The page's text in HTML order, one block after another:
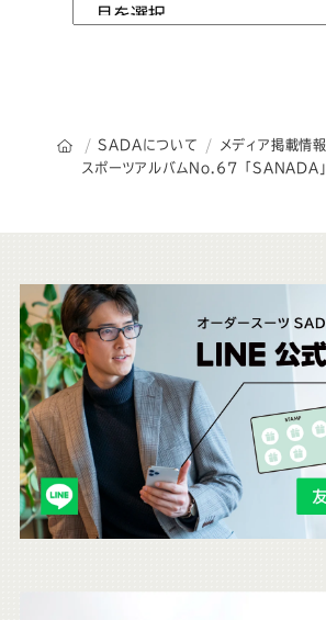
オーダースーツSADAのトップページ
SADAについて メディア掲載情報
こ
ち
ら
も
チ
ェ